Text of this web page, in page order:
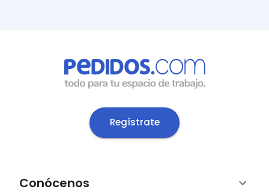
Regístrate
Conócenos